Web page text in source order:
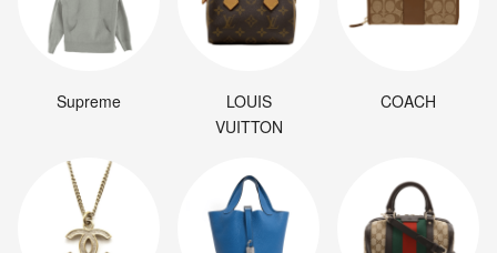
Supreme
LOUIS
VUITTON
COACH